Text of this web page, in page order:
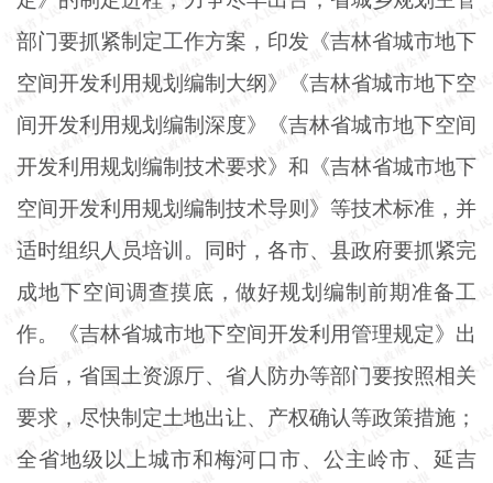
部门要抓紧制定工作方案，印发《吉林省城市地下
空间开发利用规划编制大纲》《吉林省城市地下空
间开发利用规划编制深度》《吉林省城市地下空间
开发利用规划编制技术要求》和《吉林省城市地下
空间开发利用规划编制技术导则》等技术标准，并
适时组织人员培训。同时，各市、县政府要抓紧完
成地下空间调查摸底，做好规划编制前期准备工
作。《吉林省城市地下空间开发利用管理规定》出
台后，省国土资源厅、省人防办等部门要按照相关
要求，尽快制定土地出让、产权确认等政策措施；
全省地级以上城市和梅河口市、公主岭市、延吉